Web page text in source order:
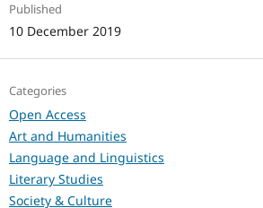
Published
10 December 2019
Categories
Open Access
Art and Humanities
Language and Linguistics
Literary Studies
Society & Culture